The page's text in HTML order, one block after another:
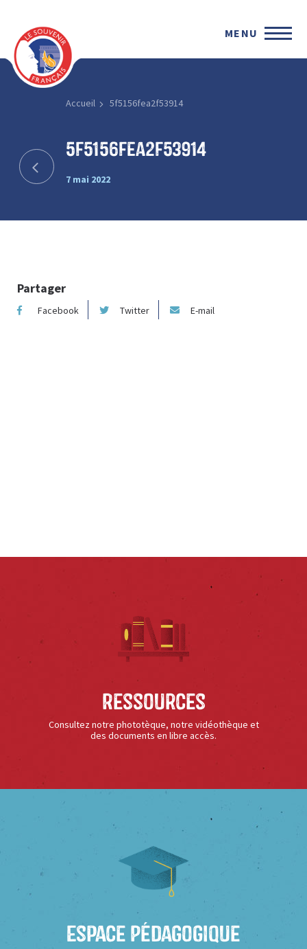
MENU
Accueil 5f5156fea2f53914
5f5156fea2f53914
7 mai 2022
Partager
Facebook Twitter E-mail
Ressources
Consultez notre phototèque, notre vidéothèque et
des documents en libre accès.
Espace Pédagogique